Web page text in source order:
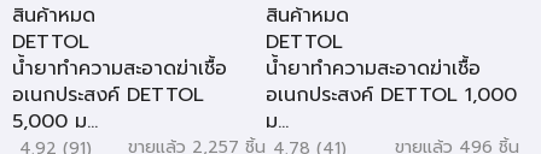
สินค้าหมด
DETTOL
น้ำยาทำความสะอาดฆ่าเชื้อ
อเนกประสงค์ DETTOL
5,000 ม...
4.92 (91) ขายแล้ว 2,257 ชิ้น
สินค้าหมด
DETTOL
น้ำยาทำความสะอาดฆ่าเชื้อ
อเนกประสงค์ DETTOL 1,000
ม...
4.78 (41) ขายแล้ว 496 ชิ้น